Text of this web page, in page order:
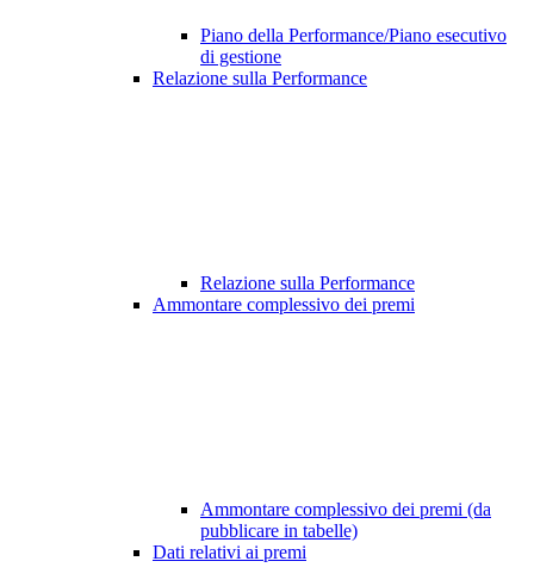
Piano della Performance/Piano esecutivo
di gestione
Relazione sulla Performance
Relazione sulla Performance
Ammontare complessivo dei premi
Ammontare complessivo dei premi (da
pubblicare in tabelle)
Dati relativi ai premi